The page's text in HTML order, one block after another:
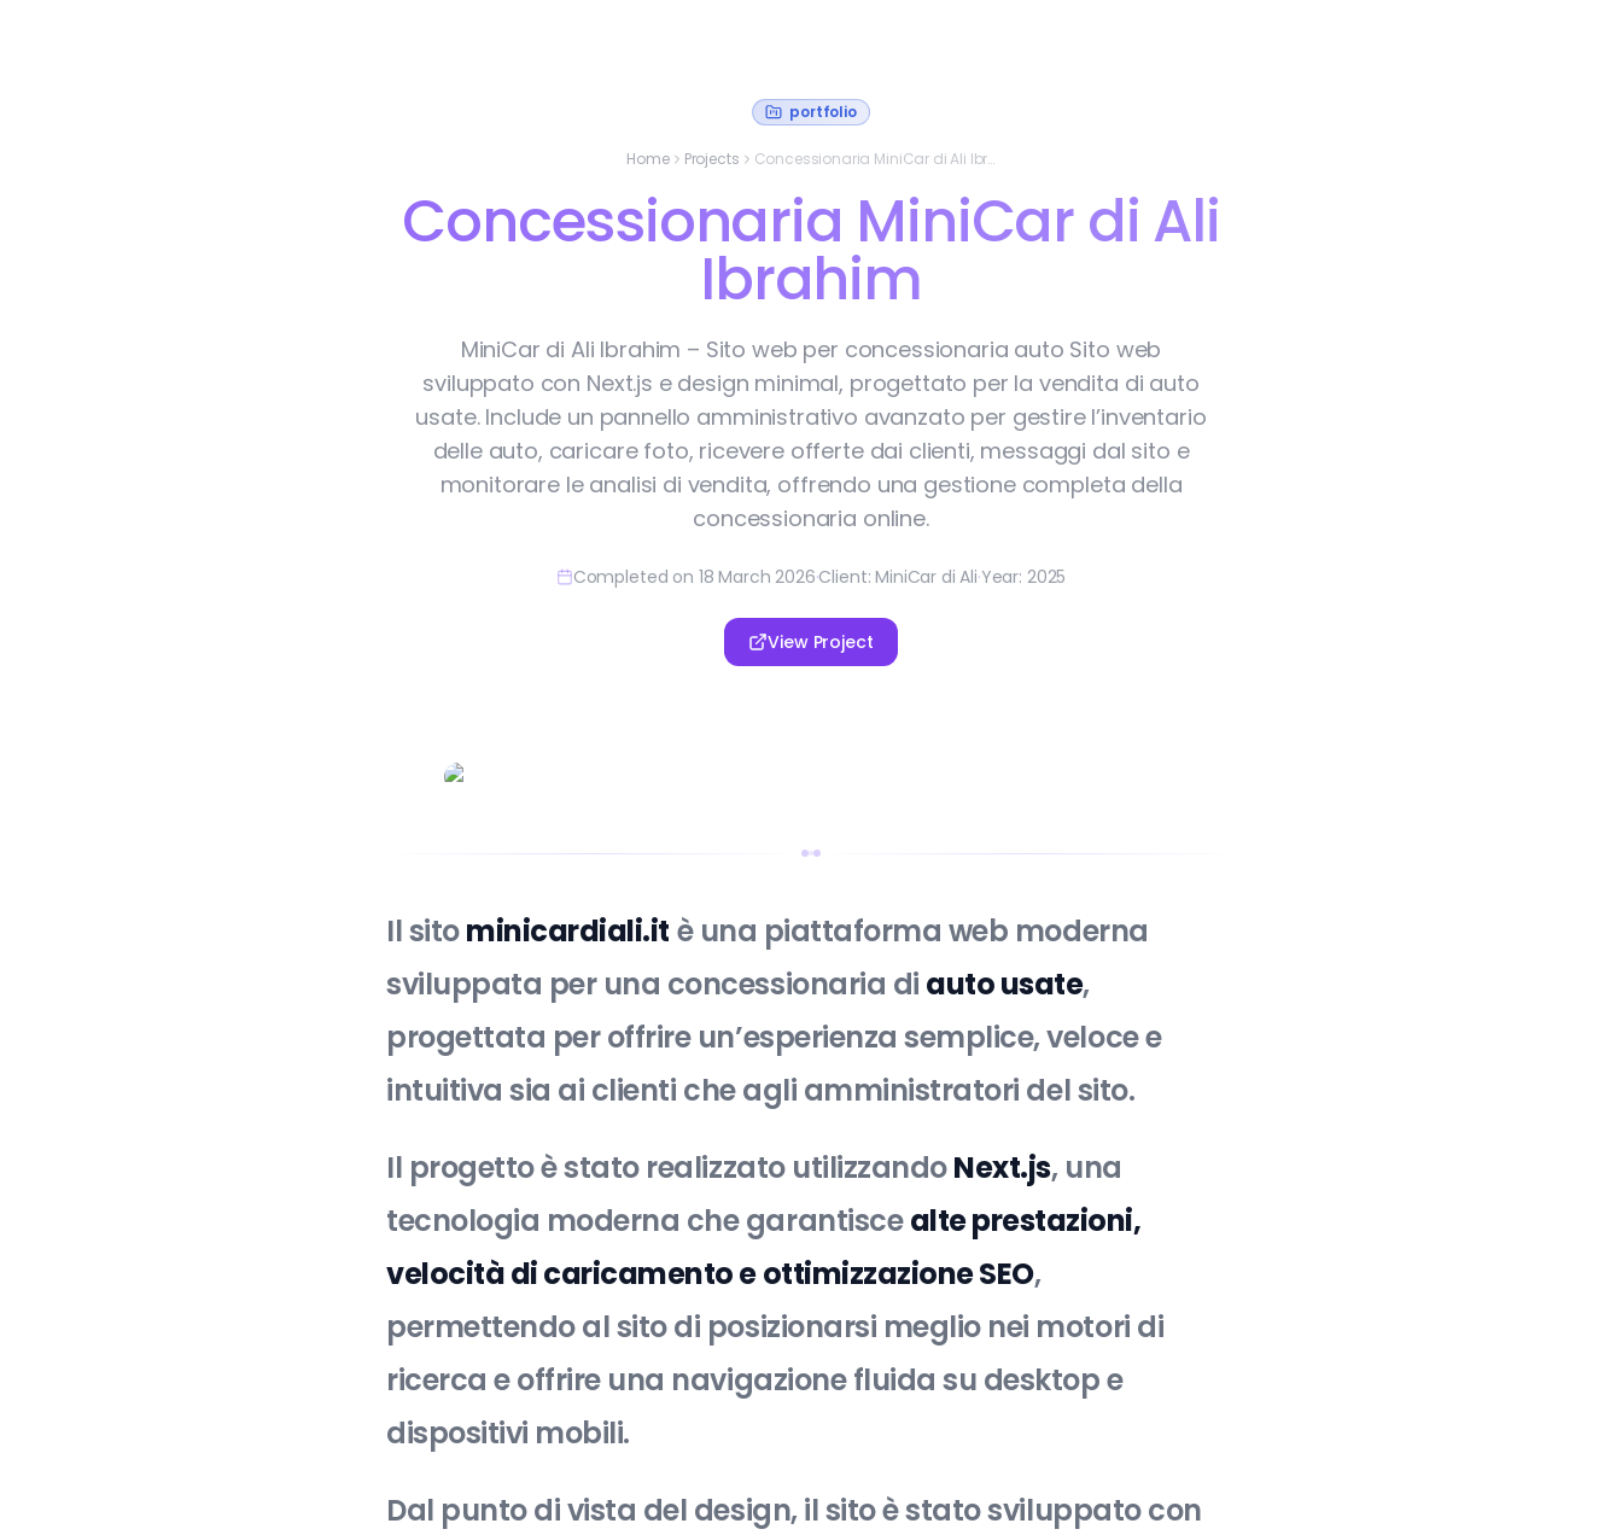
portfolio
Home Projects Concessionaria MiniCar di Ali Ibrahim
Concessionaria MiniCar di Ali
Ibrahim
MiniCar di Ali Ibrahim – Sito web per concessionaria auto Sito web
sviluppato con Next.js e design minimal, progettato per la vendita di auto
usate. Include un pannello amministrativo avanzato per gestire l’inventario
delle auto, caricare foto, ricevere offerte dai clienti, messaggi dal sito e
monitorare le analisi di vendita, offrendo una gestione completa della
concessionaria online.
Completed on 18 March 2026·Client: MiniCar di Ali·Year: 2025
View Project
Il sitominicardiali.it è una piattaforma web moderna
sviluppata per una concessionaria di auto usate,
progettata per offrire un’esperienza semplice, veloce e
intuitiva sia ai clienti che agli amministratori del sito.
Il progetto è stato realizzato utilizzandoNext.js, una
tecnologia moderna che garantiscealte prestazioni,
velocità di caricamento e ottimizzazione SEO,
permettendo al sito di posizionarsi meglio nei motori di
ricerca e offrire una navigazione fluida su desktop e
dispositivi mobili.
Dal punto di vista del design, il sito è stato sviluppato con